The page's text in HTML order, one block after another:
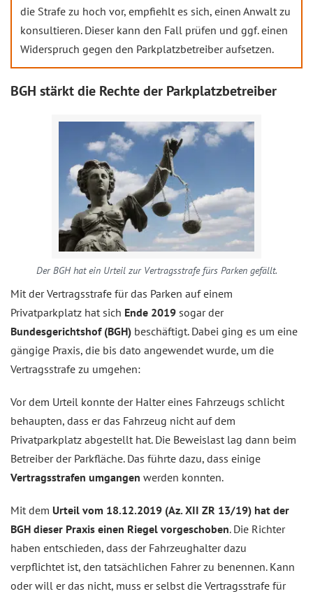
die Strafe zu hoch vor, empfiehlt es sich, einen Anwalt zu
konsultieren. Dieser kann den Fall prüfen und ggf. einen
Widerspruch gegen den Parkplatzbetreiber aufsetzen.
BGH stärkt die Rechte der Parkplatzbetreiber
Der BGH hat ein Urteil zur Vertragsstrafe fürs Parken gefällt.
Mit der Vertragsstrafe für das Parken auf einem
Privatparkplatz hat sich Ende 2019 sogar der
Bundesgerichtshof (BGH) beschäftigt. Dabei ging es um eine
gängige Praxis, die bis dato angewendet wurde, um die
Vertragsstrafe zu umgehen:
Vor dem Urteil konnte der Halter eines Fahrzeugs schlicht
behaupten, dass er das Fahrzeug nicht auf dem
Privatparkplatz abgestellt hat. Die Beweislast lag dann beim
Betreiber der Parkfläche. Das führte dazu, dass einige
Vertragsstrafen umgangen werden konnten.
Mit dem Urteil vom 18.12.2019 (Az. XII ZR 13/19) hat der
BGH dieser Praxis einen Riegel vorgeschoben. Die Richter
haben entschieden, dass der Fahrzeughalter dazu
verpflichtet ist, den tatsächlichen Fahrer zu benennen. Kann
oder will er das nicht, muss er selbst die Vertragsstrafe für